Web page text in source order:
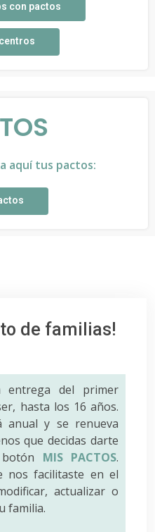
con pactos
aquí tus pactos:
de familias!
entrega del primer
hasta los 16 años.
anual y se renueva
que decidas darte
MIS PACTOS.
nos facilitaste en el
actualizar o
familia.